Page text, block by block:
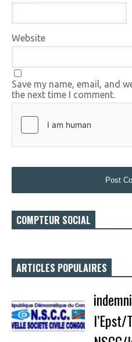
Website
Save my name, email, and
the next time I comment.
COMPTEUR SOCIAL
ARTICLES POPULAIRES